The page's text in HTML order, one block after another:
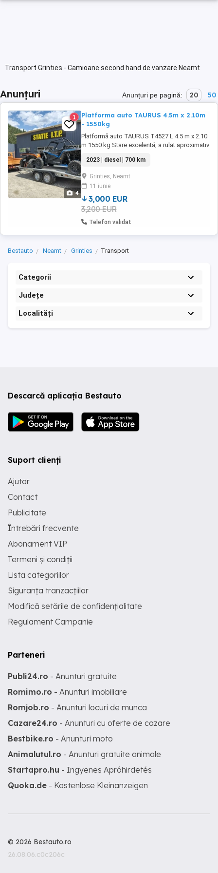
Transport Grinties - Camioane second hand de vanzare Neamt
Anunțuri Anunțuri pe pagină: 20 50
4
1
Platforma auto TAURUS 4.5m x 2.10m
- 1550kg
Platformă auto TAURUS T4527 L 4.5 m x 2.10
m 1550 kg Stare excelentă, a rulat aproximativ
SSV-urilor, autoturismelor sau utilajelor.
Caracteristici principale: Dimensiuni utile: 4.5
m x 2.10 m Sarcina totala: 1550 kg Sistem de
frânare 2 axe Dimensiune ...
2023 | diesel | 700 km
Grinties, Neamt
11 iunie
3,000 EUR
3,200 EUR
Telefon validat
Bestauto Neamt Grinties Transport
Categorii
Județe
Localități
Descarcă aplicația Bestauto
Suport clienți
Ajutor
Contact
Publicitate
Întrebări frecvente
Abonament VIP
Termeni și condiții
Lista categoriilor
Siguranța tranzacțiilor
Modifică setările de confidențialitate
Regulament Campanie
Parteneri
Publi24.ro - Anunturi gratuite
Romimo.ro - Anunturi imobiliare
Romjob.ro - Anunturi locuri de munca
Cazare24.ro - Anunturi cu oferte de cazare
Bestbike.ro - Anunturi moto
Animalutul.ro - Anunturi gratuite animale
Startapro.hu - Ingyenes Apróhirdetés
Quoka.de - Kostenlose Kleinanzeigen
© 2026 Bestauto.ro
26.08.06.c0c206c